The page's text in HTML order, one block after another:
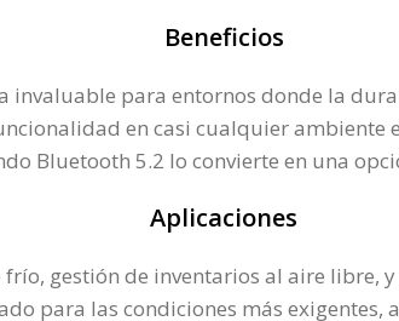
Beneficios
invaluable para entornos donde la
en casi cualquier
Bluetooth 5.2 lo convierte en una
Aplicaciones
gestión de inventarios al aire
para las condiciones más